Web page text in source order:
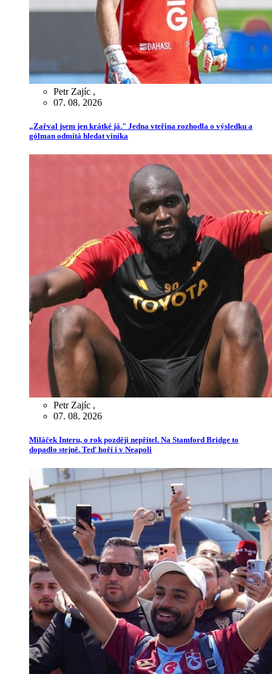
Petr Zajíc ,
07. 08. 2026
„Zařval jsem jen krátké já." Jedna vteřina rozhodla o výsledku a
gólman odmítá hledat viníka
Petr Zajíc ,
07. 08. 2026
Miláček Interu, o rok později nepřítel. Na Stamford Bridge to
dopadlo stejně. Teď hoří i v Neapoli